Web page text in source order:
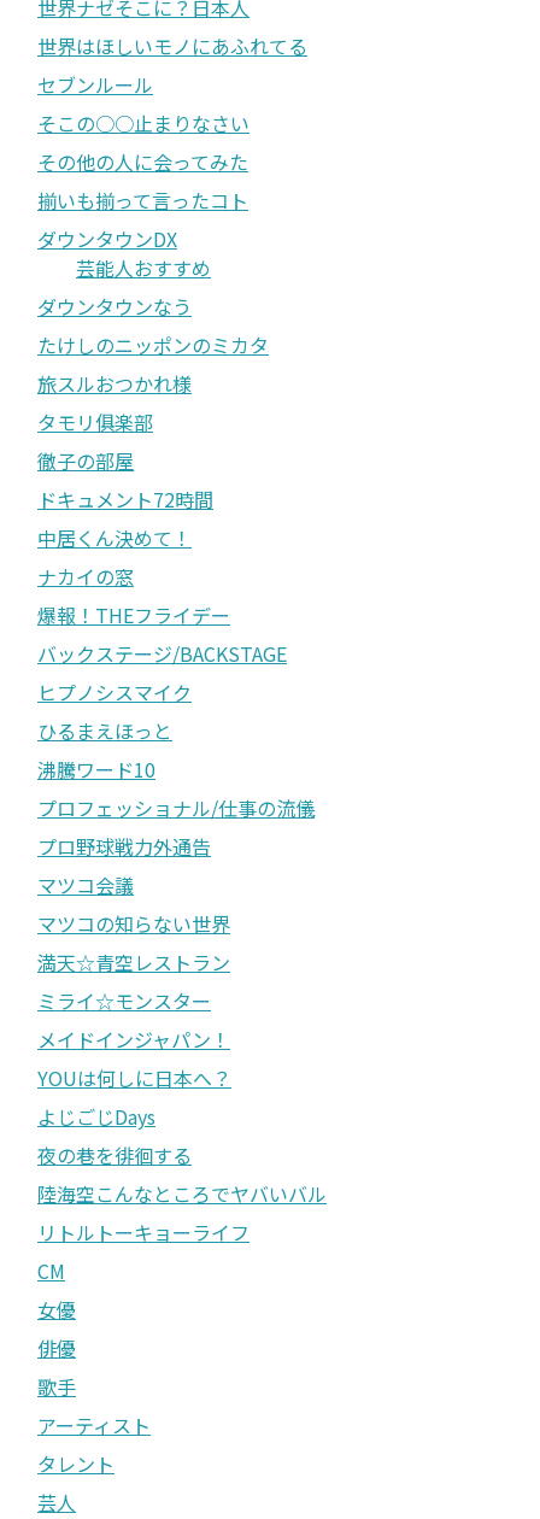
世界ナゼそこに？日本人
世界はほしいモノにあふれてる
セブンルール
そこの○○止まりなさい
その他の人に会ってみた
揃いも揃って言ったコト
ダウンタウンDX
芸能人おすすめ
ダウンタウンなう
たけしのニッポンのミカタ
旅スルおつかれ様
タモリ俱楽部
徹子の部屋
ドキュメント72時間
中居くん決めて！
ナカイの窓
爆報！THEフライデー
バックステージ/BACKSTAGE
ヒプノシスマイク
ひるまえほっと
沸騰ワード10
プロフェッショナル/仕事の流儀
プロ野球戦力外通告
マツコ会議
マツコの知らない世界
満天☆青空レストラン
ミライ☆モンスター
メイドインジャパン！
YOUは何しに日本へ？
よじごじDays
夜の巷を徘徊する
陸海空こんなところでヤバいバル
リトルトーキョーライフ
CM
女優
俳優
歌手
アーティスト
タレント
芸人